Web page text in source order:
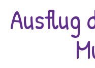
Ausflug